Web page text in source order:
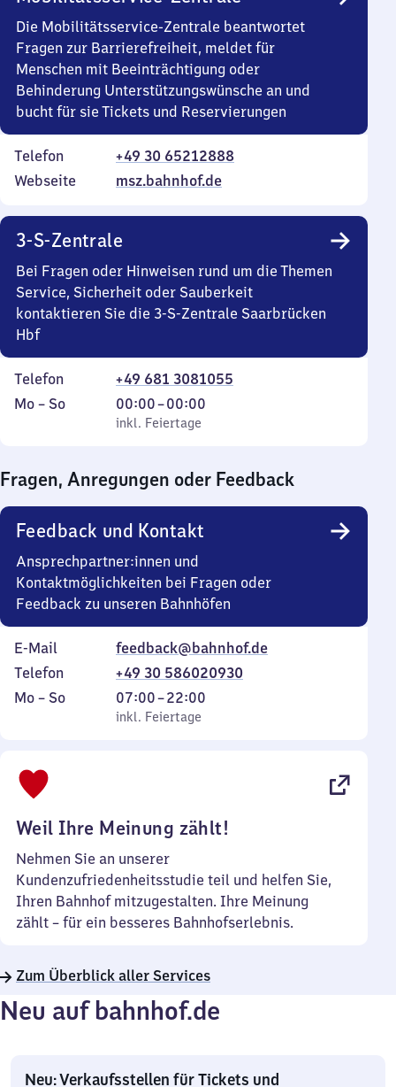
Die Mobilitätsservice-Zentrale beantwortet
Fragen zur Barrierefreiheit, meldet für
Menschen mit Beeinträchtigung oder
Behinderung Unterstützungswünsche an und
bucht für sie Tickets und Reservierungen
Telefon
+49 30 65212888
Webseite
msz.bahnhof.de
3-S-Zentrale
Bei Fragen oder Hinweisen rund um die Themen
Service, Sicherheit oder Sauberkeit
kontaktieren Sie die 3-S-Zentrale Saarbrücken
Hbf
Telefon
+49 681 3081055
Montag
Mo – So,
inkl. Feiertage
00:00–00:00
Von
0
0
Uhr
inkl. Feiertage
Fragen, Anregungen oder Feedback
Feedback und Kontakt
Ansprechpartner:innen und
Kontaktmöglichkeiten bei Fragen oder
Feedback zu unseren Bahnhöfen
E-Mail
feedback@bahnhof.de
Telefon
+49 30 586020930
Montag
Mo – So,
inkl. Feiertage
07:00–22:00
Von
7
inkl. Feiertage
Weil Ihre Meinung zählt!
Nehmen Sie an unserer
Kundenzufriedenheitsstudie teil und helfen Sie,
Ihren Bahnhof mitzugestalten. Ihre Meinung
zählt – für ein besseres Bahnhofserlebnis.
Zum Überblick aller Services
Neu auf bahnhof.de
Neu: Verkaufsstellen für Tickets und